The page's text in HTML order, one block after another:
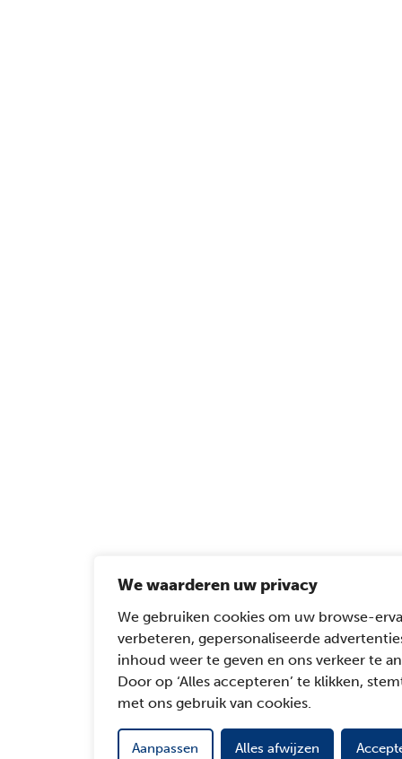
We waarderen uw privacy
We gebruiken cookies om uw browse-
verbeteren, gepersonaliseerde
inhoud weer te geven en ons verkeer te
Door op ‘Alles accepteren’ te klikken,
met ons gebruik van cookies.
Aanpassen Alles afwijzen